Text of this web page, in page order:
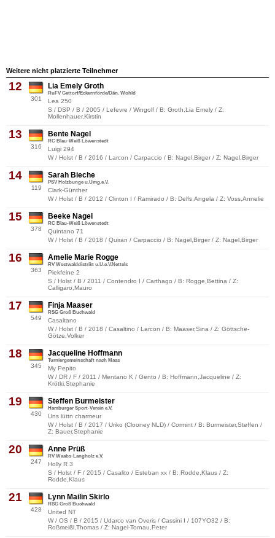
Weitere nicht platzierte Teilnehmer
12
301
Lia Emely Groth
RuFV Gettorf/Eckernförde/Dän. Wohld
Lea 250
S / DSP / B / 2005 / Lefevre / Wingolf / B: Groth,Lia Emely / Z:
Mollenhauer,Kirstin
13
316
Bente Nagel
RC Blau-Weiß Löwenstedt
Luigi 294
W / Holst / B / 2016 / Larcon / Carpaccio / B: Nagel,Birger / Z: Nagel,Birger
14
119
Sarah Bieche
PSV Holzbunge u.Umg.e.V.
Clark-Günther
W / Holst / B / 2012 / Clinton I / Ramirado / B: Delfs,Angela / Z: Voss,Annelie
15
378
Beeke Nagel
RC Blau-Weiß Löwenstedt
Quintano 71
W / Holst / B / 2018 / Quiran / Carpaccio / B: Nagel,Birger / Z: Nagel,Birger
16
363
Amelie Marie Rogge
RV Westwalddistrikt u.U.e.V.Nettels
Piekfeine 2
S / Holst / B / 2011 / Contendro I / Carthago / B: Rogge,Bettina / Z:
Calligaro,Mauro
17
549
Finja Maaser
RSG Groß Buchwald
Casaltano
W / Holst / B / 2018 / Casaltino / Larcon / B: Maaser,Sina / Z: Göttsche-
Götze,Volker
18
345
Jacqueline Hoffmann
Turniergemeinschaft nach Maas
My Pepito
W / DR / F / 2011 / Mentano K / Gento / B: Hoffmann,Jacqueline / Z:
Krötki,Stephanie
19
430
Steffen Burmeister
Hamburger Sport-Verein e.V.
Uns lüttn charmeur
W / Holst / B / 2017 / Uriko (Clooney NLD) / Cormint / B: Burmeister,Steffen /
Z: Bauer,Stephanie
20
247
Anne Prüß
RV Waabs-Langholz e.V.
Holly R 3
S / Holst / F / 2015 / Casalito / Esteban xx / B: Rodde,Klaus / Z:
Rodde,Klaus
21
428
Lynn Mailin Skirlo
RSG Groß Buchwald
United NT
W / OS / B / 2015 / Udarco van Overis / Cassini I / 107YO32 / B:
Roßmeißl,Thomas / Z: Nagel-Tornau,Peter